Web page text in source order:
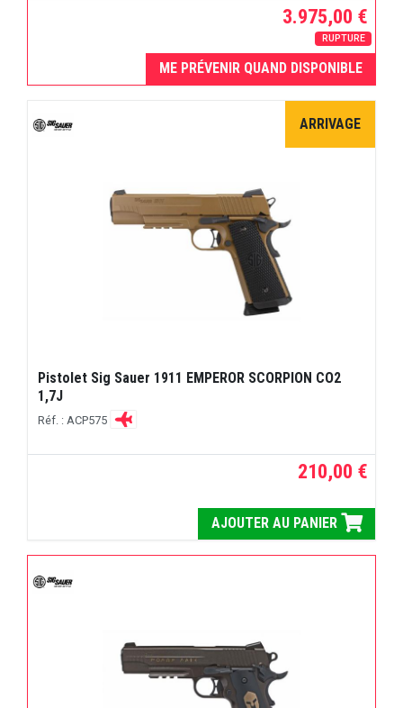
3.975,00 €
RUPTURE
ME PRÉVENIR QUAND DISPONIBLE
ARRIVAGE
Pistolet Sig Sauer 1911 EMPEROR SCORPION CO2
1,7J
Réf. : ACP575
210,00 €
AJOUTER AU PANIER